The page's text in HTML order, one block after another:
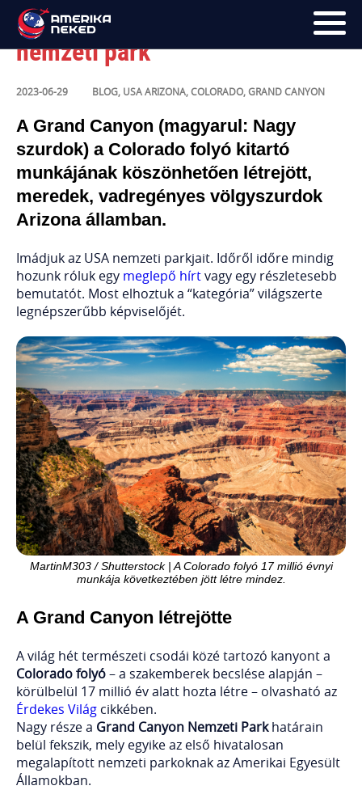
UTAK
HÍRLEVÉL
RÓLUNK
KÉPEK
Grand Canyon: a vadregényes
nemzeti park
BLOG, USAARIZONA,COLORADO,GRAND CANYON
2023-06-29
A Grand Canyon (magyarul: Nagy
szurdok) a Colorado folyó kitartó
munkájának köszönhetően létrejött,
meredek, vadregényes völgyszurdok
Arizona államban.
Imádjuk az USA nemzeti parkjait. Időről időre mindig
hozunk róluk egy meglepő hírtvagy egy részletesebb
bemutatót. Most elhoztuk a “kategória” világszerte
legnépszerűbb képviselőjét.
MartinM303 / Shutterstock | A Colorado folyó 17 millió évnyi
munkája következtében jött létre mindez.
A Grand Canyon létrejötte
A világ hét természeti csodái közé tartozó kanyont a
Colorado folyó– a szakemberek becslése alapján –
körülbelül 17 millió év alatt hozta létre – olvasható az
Érdekes Világ cikkében.
Nagy része a Grand Canyon Nemzeti Parkhatárain
belül fekszik, mely egyike az első hivatalosan
megalapított nemzeti parkoknak az Amerikai Egyesült
Államokban.